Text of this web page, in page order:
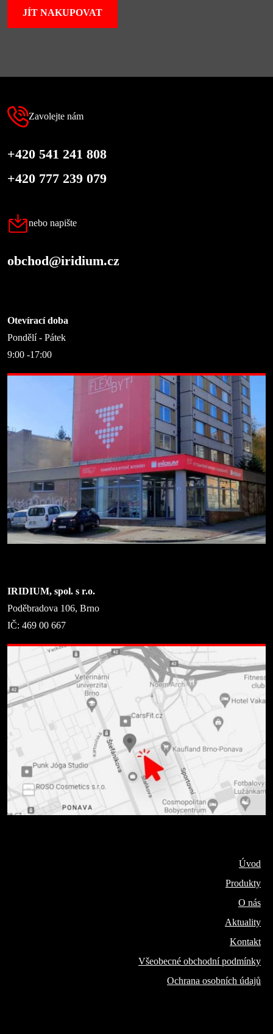
JÍT NAKUPOVAT
Zavolejte nám
+420 541 241 808
+420 777 239 079
nebo napište
obchod@iridium.cz
Otevírací doba
Pondělí - Pátek
9:00 -17:00
IRIDIUM, spol. s r.o.
Poděbradova 106, Brno
IČ: 469 00 667
Úvod
Produkty
O nás
Aktuality
Kontakt
Všeobecné obchodní podmínky
Ochrana osobních údajů